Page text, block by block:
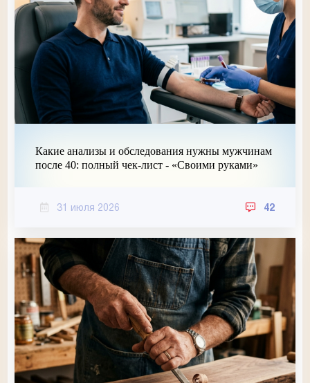
Какие анализы и обследования нужны мужчинам
после 40: полный чек-лист - «Своими руками»
31 июля 2026 42